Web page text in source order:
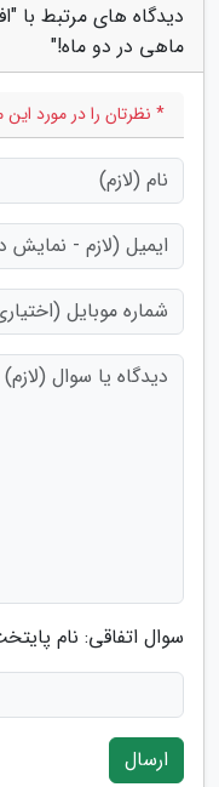
دیدگاه های مرتبط
ماهی در دو ماه!"
* نظرتان را در مورد این
سوال اتفاقی: نام
ارسال